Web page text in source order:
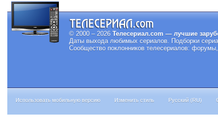
© 2000 – 2026 Телесериал.com — лучшие
Даты выхода любимых сериалов. Подборки
Сообщество поклонников телесериалов:
Использовать мобильную версию Изменить стиль Русский (RU)